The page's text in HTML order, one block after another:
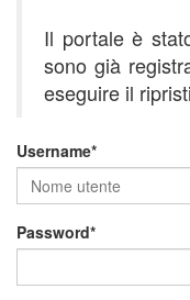
Il portale è
sono già
eseguire il
Username
Password